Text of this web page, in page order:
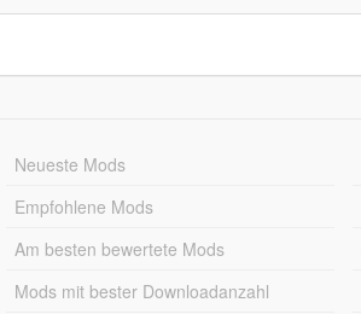
Neueste Mods
Empfohlene Mods
Am besten bewertete Mods
Mods mit bester Downloadanzahl